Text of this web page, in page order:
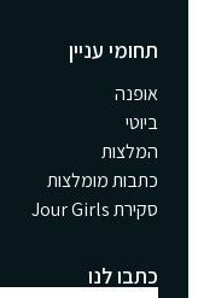
תחומי עניין
אופנה
ביוטי
המלצות
כתבות מומלצות
סקירת Jour Girls
כתבו לנו